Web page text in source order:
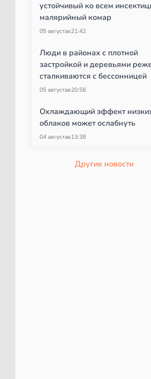
устойчивый ко всем
малярийный комар
05 августав21:42
Люди в районах с плотной
застройкой и деревьями
сталкиваются с бессонницей
05 августав20:58
Охлаждающий эффект
облаков может ослабнуть
04 августав13:38
Другие новости